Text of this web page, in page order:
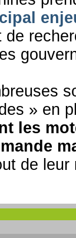
de
» en
les
de